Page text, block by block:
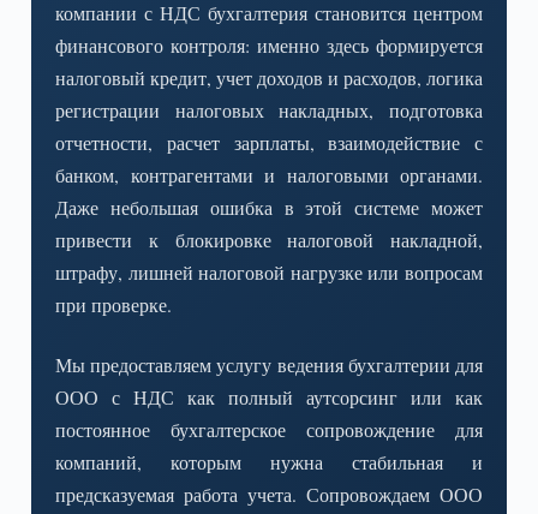
компании с НДС бухгалтерия становится центром
финансового контроля: именно здесь формируется
налоговый кредит, учет доходов и расходов, логика
регистрации налоговых накладных, подготовка
отчетности, расчет зарплаты, взаимодействие с
банком, контрагентами и налоговыми органами.
Даже небольшая ошибка в этой системе может
привести к блокировке налоговой накладной,
штрафу, лишней налоговой нагрузке или вопросам
при проверке.
Мы предоставляем услугу ведения бухгалтерии для
ООО с НДС как полный аутсорсинг или как
постоянное бухгалтерское сопровождение для
компаний, которым нужна стабильная и
предсказуемая работа учета. Сопровождаем ООО